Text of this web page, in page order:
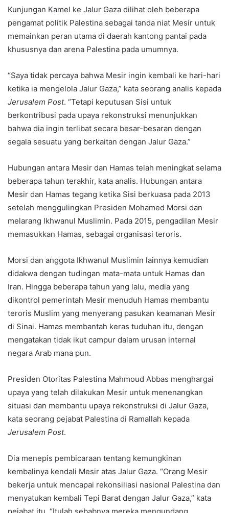
Kunjungan Kamel ke Jalur Gaza dilihat oleh beberapa
pengamat politik Palestina sebagai tanda niat Mesir untuk
memainkan peran utama di daerah kantong pantai pada
khususnya dan arena Palestina pada umumnya.
“Saya tidak percaya bahwa Mesir ingin kembali ke hari-hari
ketika ia mengelola Jalur Gaza,” kata seorang analis kepada
Jerusalem Post. “Tetapi keputusan Sisi untuk
berkontribusi pada upaya rekonstruksi menunjukkan
bahwa dia ingin terlibat secara besar-besaran dengan
segala sesuatu yang berkaitan dengan Jalur Gaza.”
Hubungan antara Mesir dan Hamas telah meningkat selama
beberapa tahun terakhir, kata analis. Hubungan antara
Mesir dan Hamas tegang ketika Sisi berkuasa pada 2013
setelah menggulingkan Presiden Mohamed Morsi dan
melarang Ikhwanul Muslimin. Pada 2015, pengadilan Mesir
memasukkan Hamas, sebagai organisasi teroris.
Morsi dan anggota Ikhwanul Muslimin lainnya kemudian
didakwa dengan tudingan mata-mata untuk Hamas dan
Iran. Hingga beberapa tahun yang lalu, media yang
dikontrol pemerintah Mesir menuduh Hamas membantu
teroris Muslim yang menyerang pasukan keamanan Mesir
di Sinai. Hamas membantah keras tuduhan itu, dengan
mengatakan tidak ikut campur dalam urusan internal
negara Arab mana pun.
Presiden Otoritas Palestina Mahmoud Abbas menghargai
upaya yang telah dilakukan Mesir untuk menenangkan
situasi dan membantu upaya rekonstruksi di Jalur Gaza,
kata seorang pejabat Palestina di Ramallah kepada
Jerusalem Post.
Dia menepis pembicaraan tentang kemungkinan
kembalinya kendali Mesir atas Jalur Gaza. “Orang Mesir
bekerja untuk mencapai rekonsiliasi nasional Palestina dan
menyatukan kembali Tepi Barat dengan Jalur Gaza,” kata
pejabat itu. “Itulah sebabnya mereka mengundang